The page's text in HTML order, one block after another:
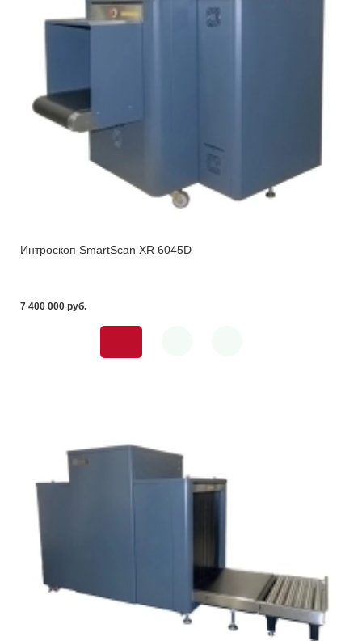
Интроскоп SmartScan XR 6045D
7 400 000 pуб.